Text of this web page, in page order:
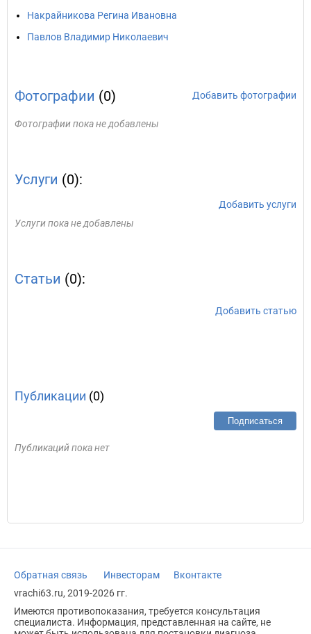
Накрайникова Регина Ивановна
Павлов Владимир Николаевич
Фотографии (0) Добавить фотографии
Фотографии пока не добавлены
Услуги (0):
Добавить услуги
Услуги пока не добавлены
Статьи (0):
Добавить статью
Публикации (0)
Подписаться
Публикаций пока нет
Обратная связь Инвесторам
Вконтакте
vrachi63.ru, 2019-2026 гг.
Имеются противопоказания, требуется консультация
специалиста. Информация, представленная на сайте, не